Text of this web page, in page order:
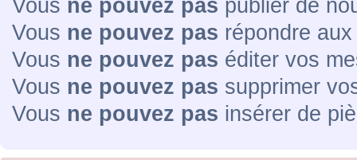
Vous ne pouvez pas publier de
Vous ne pouvez pas répondre
Vous ne pouvez pas éditer vos
Vous ne pouvez pas supprimer
Vous ne pouvez pas insérer de